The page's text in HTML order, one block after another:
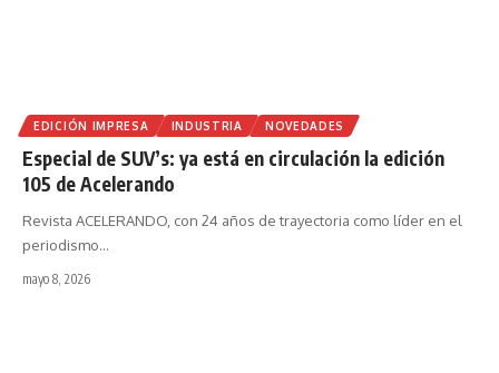
EDICIÓN IMPRESA INDUSTRIA NOVEDADES
Especial de SUV’s: ya está en circulación la edición
105 de Acelerando
Revista ACELERANDO, con 24 años de trayectoria como líder en el
periodismo…
mayo 8, 2026